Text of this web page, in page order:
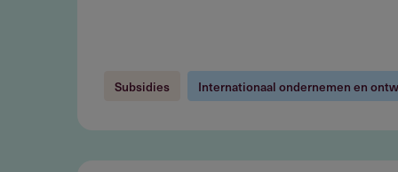
rampen
Subsidies Internationaal ondernemen en